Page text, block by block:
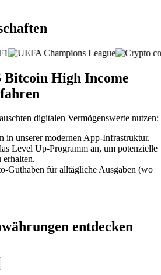
Bitcoin High Income
digitalen Vermögenswerte nutzen:
in unserer modernen App-Infrastruktur.
Level Up-Programm an, um potenzielle
erhalten.
Guthaben für alltägliche Ausgaben (wo
entdecken